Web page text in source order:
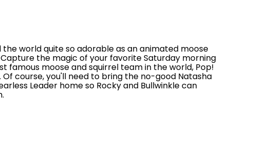
the world quite so adorable as an animated moose
Capture the magic of your favorite Saturday morning
famous moose and squirrel team in the world, Pop!
Of course, you'll need to bring the no-good Natasha
Leader home so Rocky and Bullwinkle can